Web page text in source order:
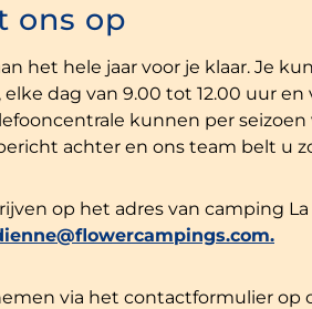
ons op
het hele jaar voor je klaar. Je
, elke dag van 9.00 tot 12.00 uur en
kunnen per seizoen
achter en ons team belt u
op het adres van camping
via het contactformulier op